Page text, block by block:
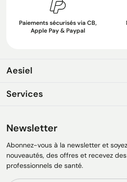
Paiements sécurisés via CB,
Apple Pay & Paypal
Aesiel
Services
Newsletter
Abonnez-vous à la newsletter et
nouveautés, des offres et recevez
professionnels de santé.